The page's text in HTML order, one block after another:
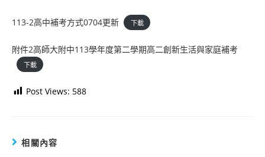
113-2高中補考方式0704更新 下載
附件2高師大附中113學年度第二學期高二創新生活與家庭補考
下載
Post Views: 588
相關內容